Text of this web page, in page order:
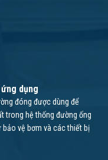
dụng
đóng được dùng để
trong hệ thống đường ống
vệ bơm và các thiết bị